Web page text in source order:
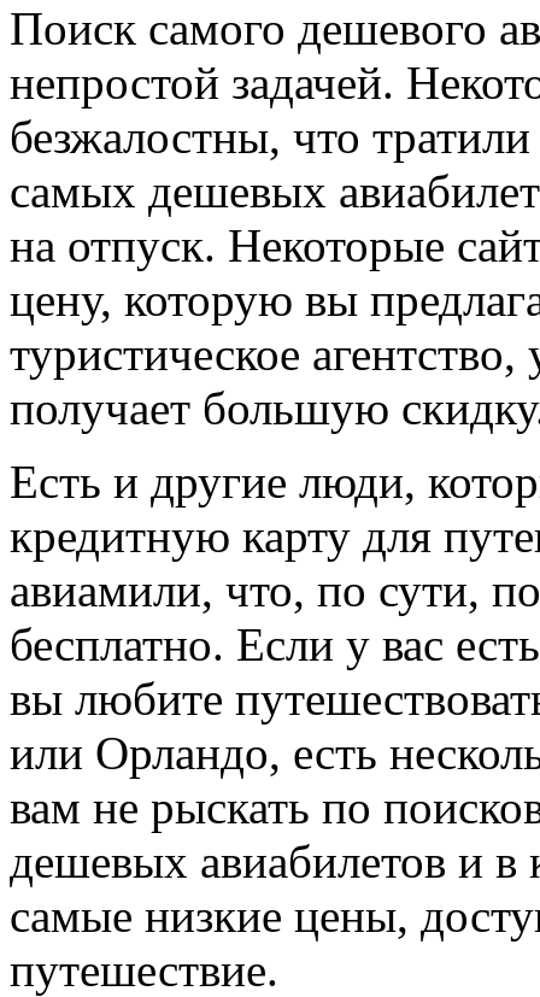
Поиск самого дешевого
непростой задачей.
безжалостны, что
самых дешевых
на отпуск. Некоторые
цену, которую вы
туристическое
получает большую
Есть и другие люди,
кредитную карту для
авиамили, что, по сути,
бесплатно. Если у вас
вы любите
или Орландо, есть
вам не рыскать по
дешевых авиабилетов и в
самые низкие цены,
путешествие.